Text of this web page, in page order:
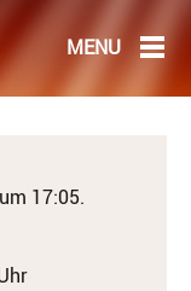
17:05.